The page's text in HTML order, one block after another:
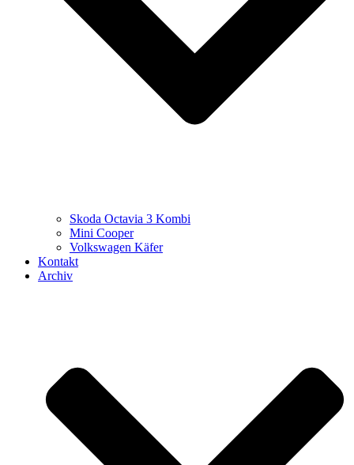
Skoda Octavia 3 Kombi
Mini Cooper
Volkswagen Käfer
Kontakt
Archiv